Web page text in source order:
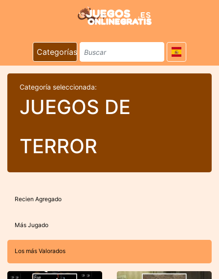
Categorías
Categoría seleccionada:
JUEGOS DE
TERROR
Recien Agregado
Más Jugado
Los más Valorados